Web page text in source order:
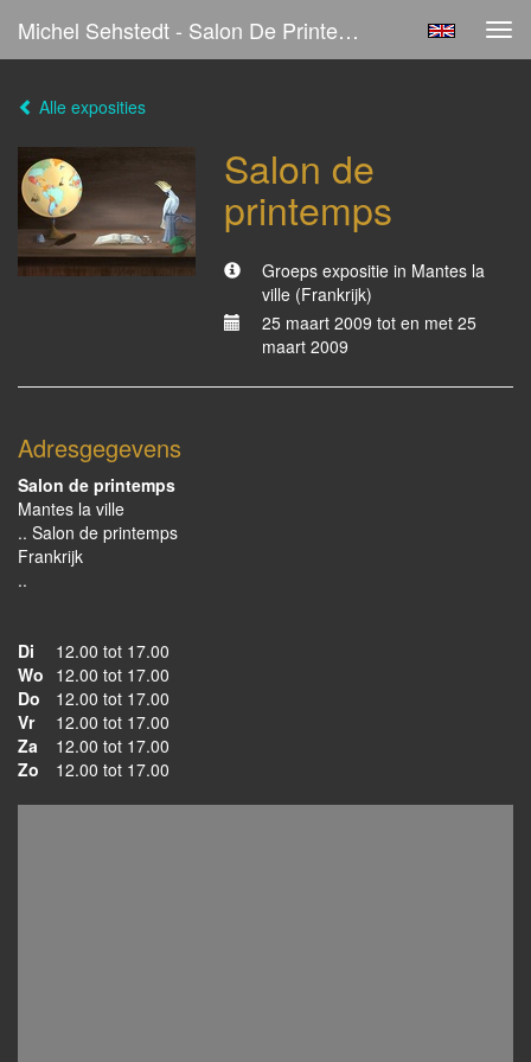
Michel Sehstedt - Salon De Printemps
Alle exposities
Salon de
printemps
Groeps expositie in Mantes la
ville (Frankrijk)
25 maart 2009 tot en met 25
maart 2009
Adresgegevens
Salon de printemps
Mantes la ville
.. Salon de printemps
Frankrijk
..
Di
12.00 tot 17.00
Wo 12.00 tot 17.00
Do
12.00 tot 17.00
Vr
12.00 tot 17.00
Za
12.00 tot 17.00
Zo
12.00 tot 17.00